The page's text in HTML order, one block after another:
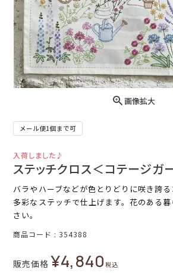
画像拡大
メール便1個まで可
入荷しました♪
ステッチクロス＜コテージガ
バラやハーブなどが色とりどりに咲き誇
多彩なステッチで仕上げます。花のある
さい。
商品コード 354388
販売価格 ¥4,840税込